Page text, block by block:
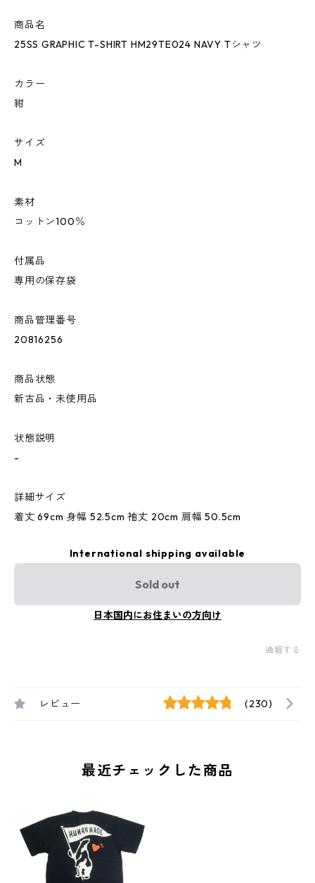
商品名
25SS GRAPHIC T-SHIRT HM29TE024 NAVY Tシャツ
カラー
紺
サイズ
M
素材
コットン100％
付属品
専用の保存袋
商品管理番号
20816256
商品状態
新古品・未使用品
状態説明
-
詳細サイズ
着丈 69cm 身幅 52.5cm 袖丈 20cm 肩幅 50.5cm
International shipping available
Sold out
日本国内にお住まいの方向け
通報する
レビュー (230)
最近チェックした商品